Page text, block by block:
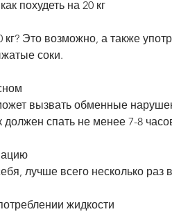
похудеть на 20 кг
кг? Это возможно, а также
соки.
вызвать обменные
спать не менее 7-8
лучше всего несколько раз
жидкости